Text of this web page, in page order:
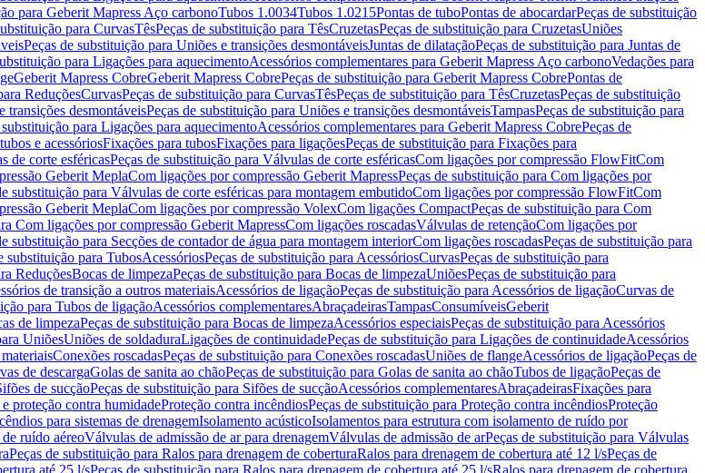
para Geberit Mapress Aço carbonoTubos 1.0034Tubos 1.0215Pontas de tuboPontas de abocardarPeças de substituição
para CurvasTêsPeças de substituição para TêsCruzetasPeças de substituição para CruzetasUniões
Peças de substituição para Uniões e transições desmontáveisJuntas de dilataçãoPeças de substituição para Juntas de
para Ligações para aquecimentoAcessórios complementares para Geberit Mapress Aço carbonoVedações para
Geberit Mapress CobreGeberit Mapress CobrePeças de substituição para Geberit Mapress CobrePontas de
ReduçõesCurvasPeças de substituição para CurvasTêsPeças de substituição para TêsCruzetasPeças de substituição
transições desmontáveisPeças de substituição para Uniões e transições desmontáveisTampasPeças de substituição para
substituição para Ligações para aquecimentoAcessórios complementares para Geberit Mapress CobrePeças de
e acessóriosFixações para tubosFixações para ligaçõesPeças de substituição para Fixações para
de corte esféricasPeças de substituição para Válvulas de corte esféricasCom ligações por compressão FlowFitCom
Geberit MeplaCom ligações por compressão Geberit MapressPeças de substituição para Com ligações por
substituição para Válvulas de corte esféricas para montagem embutidoCom ligações por compressão FlowFitCom
Geberit MeplaCom ligações por compressão VolexCom ligações CompactPeças de substituição para Com
Com ligações por compressão Geberit MapressCom ligações roscadasVálvulas de retençãoCom ligações por
substituição para Secções de contador de água para montagem interiorCom ligações roscadasPeças de substituição para
substituição para TubosAcessóriosPeças de substituição para AcessóriosCurvasPeças de substituição para
ReduçõesBocas de limpezaPeças de substituição para Bocas de limpezaUniõesPeças de substituição para
de transição a outros materiaisAcessórios de ligaçãoPeças de substituição para Acessórios de ligaçãoCurvas de
para Tubos de ligaçãoAcessórios complementaresAbraçadeirasTampasConsumíveisGeberit
de limpezaPeças de substituição para Bocas de limpezaAcessórios especiaisPeças de substituição para Acessórios
UniõesUniões de soldaduraLigações de continuidadePeças de substituição para Ligações de continuidadeAcessórios
Conexões roscadasPeças de substituição para Conexões roscadasUniões de flangeAcessórios de ligaçãoPeças de
de descargaGolas de sanita ao chãoPeças de substituição para Golas de sanita ao chãoTubos de ligaçãoPeças de
de sucçãoPeças de substituição para Sifões de sucçãoAcessórios complementaresAbraçadeirasFixações para
proteção contra humidadeProteção contra incêndiosPeças de substituição para Proteção contra incêndiosProteção
para sistemas de drenagemIsolamento acústicoIsolamentos para estrutura com isolamento de ruído por
ruído aéreoVálvulas de admissão de ar para drenagemVálvulas de admissão de arPeças de substituição para Válvulas
Peças de substituição para Ralos para drenagem de coberturaRalos para drenagem de cobertura até 12 l/sPeças de
até 25 l/sPeças de substituição para Ralos para drenagem de cobertura até 25 l/sRalos para drenagem de cobertura